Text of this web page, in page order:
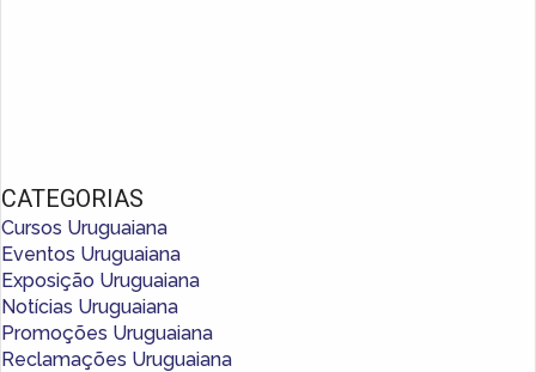
CATEGORIAS
Cursos Uruguaiana
Eventos Uruguaiana
Exposição Uruguaiana
Notícias Uruguaiana
Promoções Uruguaiana
Reclamações Uruguaiana